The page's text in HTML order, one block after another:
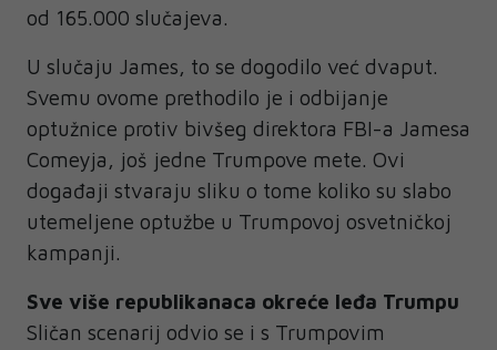
od 165.000 slučajeva.
U slučaju James, to se dogodilo već dvaput.
Svemu ovome prethodilo je i odbijanje
optužnice protiv bivšeg direktora FBI-a Jamesa
Comeyja, još jedne Trumpove mete. Ovi
događaji stvaraju sliku o tome koliko su slabo
utemeljene optužbe u Trumpovoj osvetničkoj
kampanji.
Sve više republikanaca okreće leđa Trumpu
Sličan scenarij odvio se i s Trumpovim